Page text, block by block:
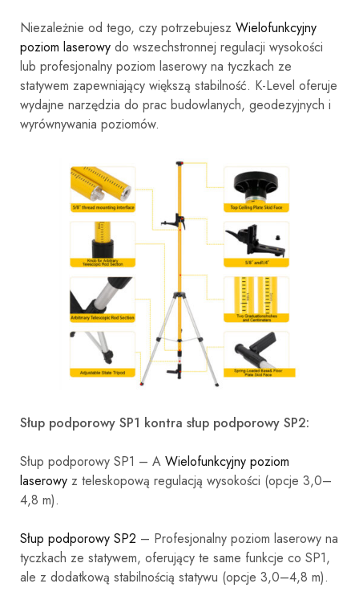
Niezależnie od tego, czy potrzebujesz Wielofunkcyjny
poziom laserowy do wszechstronnej regulacji wysokości
lub profesjonalny poziom laserowy na tyczkach ze
statywem zapewniający większą stabilność. K-Level oferuje
wydajne narzędzia do prac budowlanych, geodezyjnych i
wyrównywania poziomów.
Słup podporowy SP1 kontra słup podporowy SP2:
Słup podporowy SP1 – A Wielofunkcyjny poziom
laserowy z teleskopową regulacją wysokości (opcje 3,0–
4,8 m).
Słup podporowy SP2 – Profesjonalny poziom laserowy na
tyczkach ze statywem, oferujący te same funkcje co SP1,
ale z dodatkową stabilnością statywu (opcje 3,0–4,8 m).